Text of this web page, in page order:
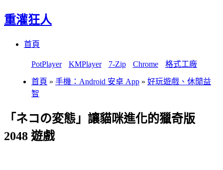
重灌狂人
首頁
PotPlayer KMPlayer 7-Zip Chrome 格式工廠
首頁 » 手機：Android 安卓 App » 好玩遊戲、休閒益
智
「ネコの変態」讓貓咪進化的獵奇版
2048 遊戲